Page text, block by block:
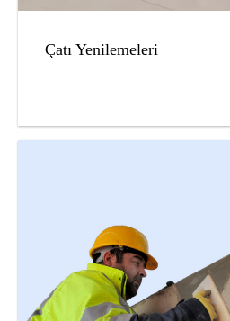
Çatı Yenilemeleri